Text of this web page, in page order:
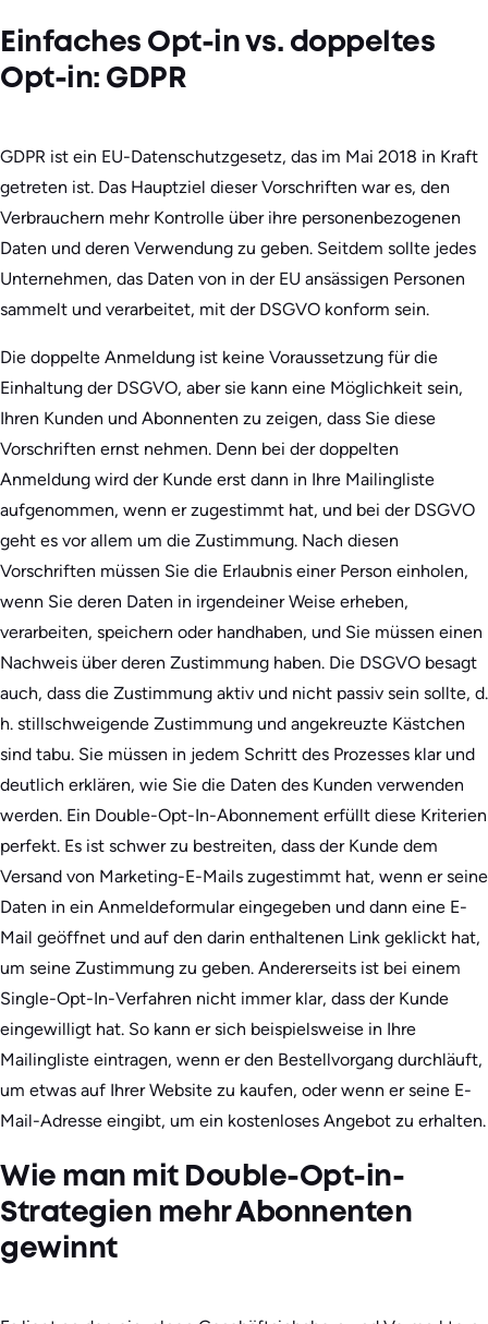
Einfaches Opt-in vs. doppeltes
Opt-in: GDPR
GDPR ist ein EU-Datenschutzgesetz, das im Mai 2018 in Kraft
getreten ist. Das Hauptziel dieser Vorschriften war es, den
Verbrauchern mehr Kontrolle über ihre personenbezogenen
Daten und deren Verwendung zu geben. Seitdem sollte jedes
Unternehmen, das Daten von in der EU ansässigen Personen
sammelt und verarbeitet, mit der DSGVO konform sein.
Die doppelte Anmeldung ist keine Voraussetzung für die
Einhaltung der DSGVO, aber sie kann eine Möglichkeit sein,
Ihren Kunden und Abonnenten zu zeigen, dass Sie diese
Vorschriften ernst nehmen. Denn bei der doppelten
Anmeldung wird der Kunde erst dann in Ihre Mailingliste
aufgenommen, wenn er zugestimmt hat, und bei der DSGVO
geht es vor allem um die Zustimmung. Nach diesen
Vorschriften müssen Sie die Erlaubnis einer Person einholen,
wenn Sie deren Daten in irgendeiner Weise erheben,
verarbeiten, speichern oder handhaben, und Sie müssen einen
Nachweis über deren Zustimmung haben. Die DSGVO besagt
auch, dass die Zustimmung aktiv und nicht passiv sein sollte, d.
h. stillschweigende Zustimmung und angekreuzte Kästchen
sind tabu. Sie müssen in jedem Schritt des Prozesses klar und
deutlich erklären, wie Sie die Daten des Kunden verwenden
werden. Ein Double-Opt-In-Abonnement erfüllt diese Kriterien
perfekt. Es ist schwer zu bestreiten, dass der Kunde dem
Versand von Marketing-E-Mails zugestimmt hat, wenn er seine
Daten in ein Anmeldeformular eingegeben und dann eine E-
Mail geöffnet und auf den darin enthaltenen Link geklickt hat,
um seine Zustimmung zu geben. Andererseits ist bei einem
Single-Opt-In-Verfahren nicht immer klar, dass der Kunde
eingewilligt hat. So kann er sich beispielsweise in Ihre
Mailingliste eintragen, wenn er den Bestellvorgang durchläuft,
um etwas auf Ihrer Website zu kaufen, oder wenn er seine E-
Mail-Adresse eingibt, um ein kostenloses Angebot zu erhalten.
Wie man mit Double-Opt-in-
Strategien mehr Abonnenten
gewinnt